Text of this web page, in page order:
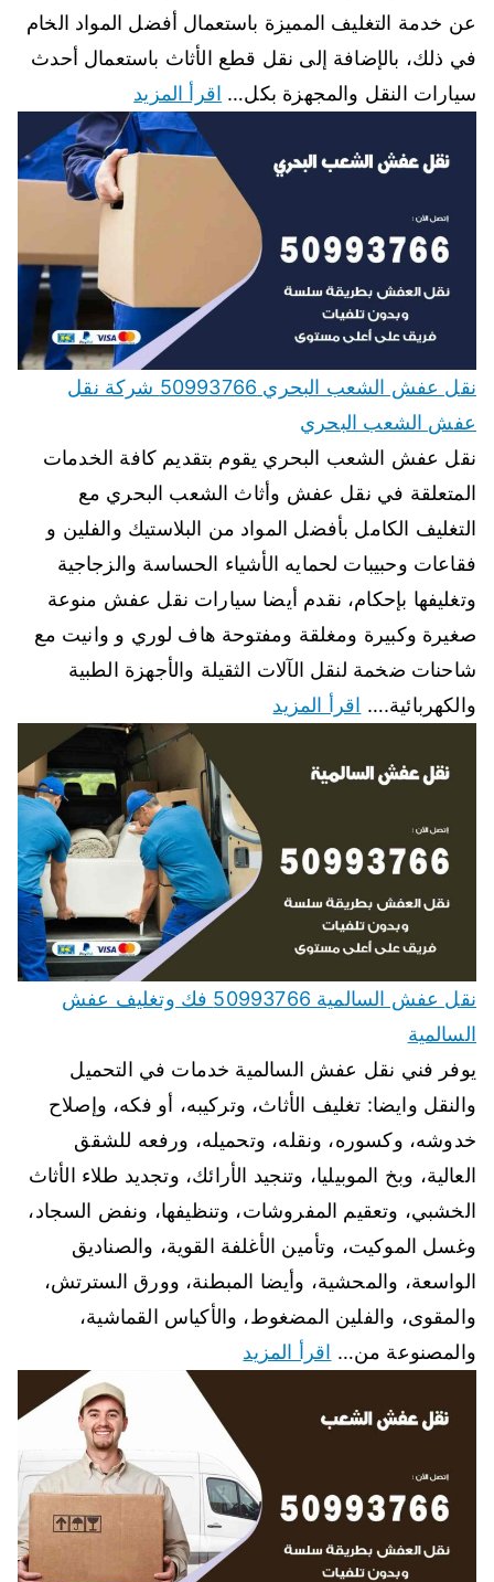
عن خدمة التغليف المميزة باستعمال أفضل المواد الخام
في ذلك، بالإضافة إلى نقل قطع الأثاث باستعمال أحدث
سيارات النقل والمجهزة بكل… اقرأ المزيد
نقل عفش الشعب البحري 50993766 شركة نقل
عفش الشعب البحري
نقل عفش الشعب البحري يقوم بتقديم كافة الخدمات
المتعلقة في نقل عفش وأثاث الشعب البحري مع
التغليف الكامل بأفضل المواد من البلاستيك والفلين و
فقاعات وحبيبات لحمايه الأشياء الحساسة والزجاجية
وتغليفها بإحكام، نقدم أيضا سيارات نقل عفش منوعة
صغيرة وكبيرة ومغلقة ومفتوحة هاف لوري و وانيت مع
شاحنات ضخمة لنقل الآلات الثقيلة والأجهزة الطبية
والكهربائية.… اقرأ المزيد
نقل عفش السالمية 50993766 فك وتغليف عفش
السالمية
يوفر فني نقل عفش السالمية خدمات في التحميل
والنقل وايضا: تغليف الأثاث، وتركيبه، أو فكه، وإصلاح
خدوشه، وكسوره، ونقله، وتحميله، ورفعه للشقق
العالية، وبخ الموبيليا، وتنجيد الأرائك، وتجديد طلاء الأثاث
الخشبي، وتعقيم المفروشات، وتنظيفها، ونفض السجاد،
وغسل الموكيت، وتأمين الأغلفة القوية، والصناديق
الواسعة، والمحشية، وأيضا المبطنة، وورق السترتش،
والمقوى، والفلين المضغوط، والأكياس القماشية،
والمصنوعة من… اقرأ المزيد